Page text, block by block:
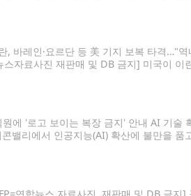
바레인·요르단 등 美 기지 보복 타격…"역
자료사진 재판매 및 DB 금지] 미국이 이
에 '로고 보이는 복장 금지' 안내 AI 기술
밸리에서 인공지능(AI) 확산에 불만을 품
연합뉴스 자료사진. 재판매 및 DB 금지]